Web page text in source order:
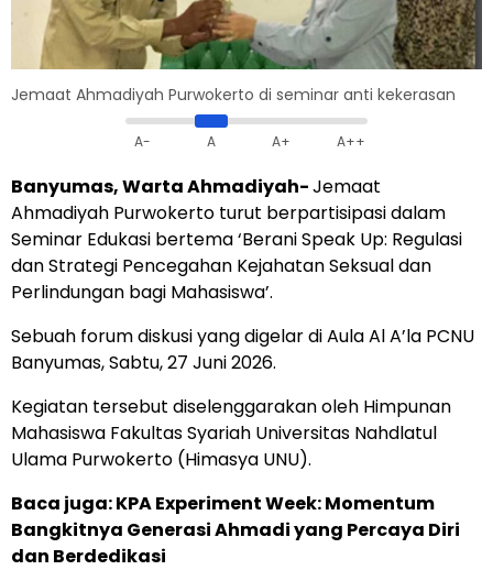
Jemaat Ahmadiyah Purwokerto di seminar anti kekerasan
A- A A+ A++
Banyumas, Warta Ahmadiyah-Jemaat
Ahmadiyah Purwokerto turut berpartisipasi dalam
Seminar Edukasi bertema ‘Berani Speak Up: Regulasi
dan Strategi Pencegahan Kejahatan Seksual dan
Perlindungan bagi Mahasiswa’.
Sebuah forum diskusi yang digelar di Aula Al A’la PCNU
Banyumas, Sabtu, 27 Juni 2026.
Kegiatan tersebut diselenggarakan oleh Himpunan
Mahasiswa Fakultas Syariah Universitas Nahdlatul
Ulama Purwokerto (Himasya UNU).
Baca juga:KPA Experiment Week: Momentum
Bangkitnya Generasi Ahmadi yang Percaya Diri
dan Berdedikasi